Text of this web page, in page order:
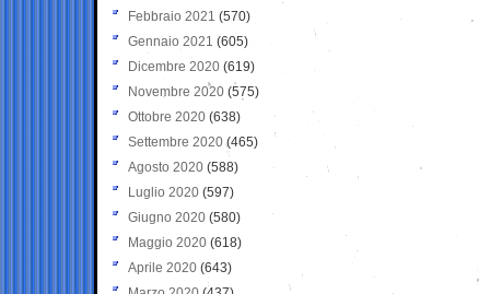
Febbraio 2021 (570)
Gennaio 2021 (605)
Dicembre 2020 (619)
Novembre 2020 (575)
Ottobre 2020 (638)
Settembre 2020(465)
Agosto 2020 (588)
Luglio 2020 (597)
Giugno 2020 (580)
Maggio 2020 (618)
Aprile 2020 (643)